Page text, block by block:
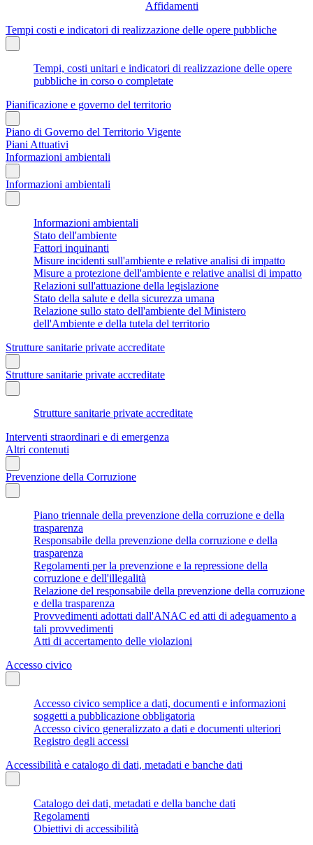
Affidamenti
Tempi costi e indicatori di realizzazione delle opere pubbliche
Tempi, costi unitari e indicatori di realizzazione delle opere
pubbliche in corso o completate
Pianificazione e governo del territorio
Piano di Governo del Territorio Vigente
Piani Attuativi
Informazioni ambientali
Informazioni ambientali
Informazioni ambientali
Stato dell'ambiente
Fattori inquinanti
Misure incidenti sull'ambiente e relative analisi di impatto
Misure a protezione dell'ambiente e relative analisi di impatto
Relazioni sull'attuazione della legislazione
Stato della salute e della sicurezza umana
Relazione sullo stato dell'ambiente del Ministero
dell'Ambiente e della tutela del territorio
Strutture sanitarie private accreditate
Strutture sanitarie private accreditate
Strutture sanitarie private accreditate
Interventi straordinari e di emergenza
Altri contenuti
Prevenzione della Corruzione
Piano triennale della prevenzione della corruzione e della
trasparenza
Responsabile della prevenzione della corruzione e della
trasparenza
Regolamenti per la prevenzione e la repressione della
corruzione e dell'illegalità
Relazione del responsabile della prevenzione della corruzione
e della trasparenza
Provvedimenti adottati dall'ANAC ed atti di adeguamento a
tali provvedimenti
Atti di accertamento delle violazioni
Accesso civico
Accesso civico semplice a dati, documenti e informazioni
soggetti a pubblicazione obbligatoria
Accesso civico generalizzato a dati e documenti ulteriori
Registro degli accessi
Accessibilità e catalogo di dati, metadati e banche dati
Catalogo dei dati, metadati e della banche dati
Regolamenti
Obiettivi di accessibilità